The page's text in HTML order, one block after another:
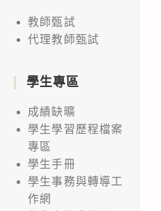
教師甄試
代理教師甄試
學生專區
成績缺曠
學生學習歷程檔案
專區
學生手冊
學生事務與轉導工
作網